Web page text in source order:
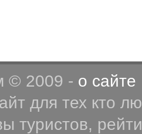
© 2009 - о сайте
для тех кто
туристов,